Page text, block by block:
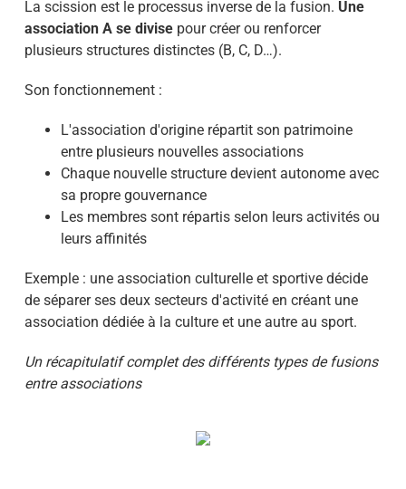
La scission est le processus inverse de la fusion. Une
association A se divisepour créer ou renforcer
plusieurs structures distinctes (B, C, D…).
Son fonctionnement :
L'association d'origine répartit son patrimoine
entre plusieurs nouvelles associations
Chaque nouvelle structure devient autonome avec
sa propre gouvernance
Les membres sont répartis selon leurs activités ou
leurs affinités
Exemple : une association culturelle et sportive décide
de séparer ses deux secteurs d'activité en créant une
association dédiée à la culture et une autre au sport.
Un récapitulatif complet des différents types de fusions
entre associations